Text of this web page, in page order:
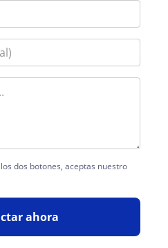
dos botones, aceptas nuestro
ahora